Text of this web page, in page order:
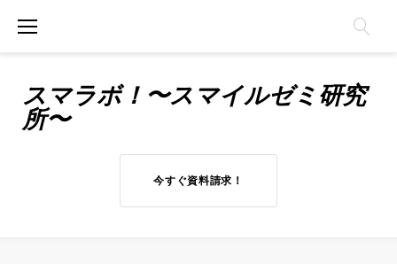
スマラボ！〜スマイルゼミ研究
所〜
今すぐ資料請求！